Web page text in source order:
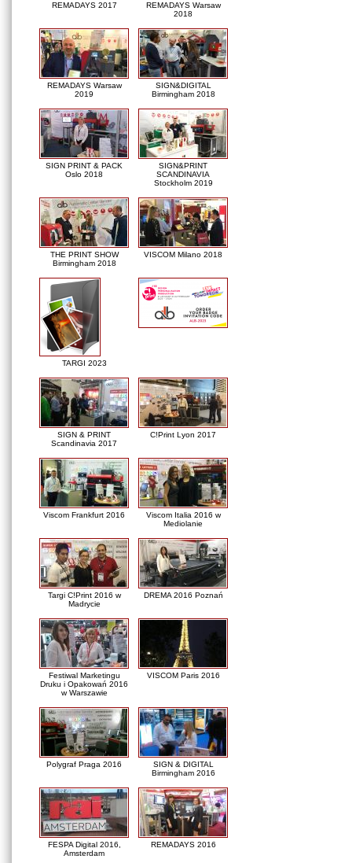
REMADAYS 2017
REMADAYS Warsaw
2018
REMADAYS Warsaw
2019
SIGN&DIGITAL
Birmingham 2018
SIGN PRINT & PACK
Oslo 2018
SIGN&PRINT
SCANDINAVIA
Stockholm 2019
THE PRINT SHOW
Birmingham 2018
VISCOM Milano 2018
TARGI 2023
SIGN & PRINT
Scandinavia 2017
C!Print Lyon 2017
Viscom Frankfurt 2016
Viscom Italia 2016 w
Mediolanie
Targi C!Print 2016 w
Madrycie
DREMA 2016 Poznań
Festiwal Marketingu
Druku i Opakowań 2016
w Warszawie
VISCOM Paris 2016
Polygraf Praga 2016
SIGN & DIGITAL
Birmingham 2016
FESPA Digital 2016,
Amsterdam
REMADAYS 2016